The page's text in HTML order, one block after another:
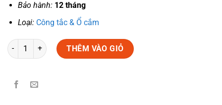
Bảo hành: 12 tháng
Loại: Công tắc & Ổ cắm
Số lượng THÊM VÀO GIỎ